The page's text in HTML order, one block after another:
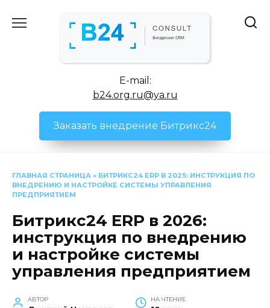
E-mail:
b24.org.ru@ya.ru
Заказать внедрение Битрикс24
ГЛАВНАЯ СТРАНИЦА » БИТРИКС24 ERP В 2025: ИНСТРУКЦИЯ ПО
ВНЕДРЕНИЮ И НАСТРОЙКЕ СИСТЕМЫ УПРАВЛЕНИЯ
ПРЕДПРИЯТИЕМ
Битрикс24 ERP в 2026:
инструкция по внедрению
и настройке системы
управления предприятием
АВТОР НА ЧТЕНИЕ